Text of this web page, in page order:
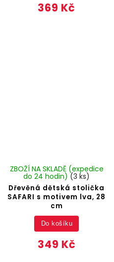
369 Kč
Dřevěná dětská stolička
SAFARI s motivem lva, 28
cm
ZBOŽÍ NA SKLADĚ (expedice
do 24 hodin) (3 ks)
349 Kč
Do košíku